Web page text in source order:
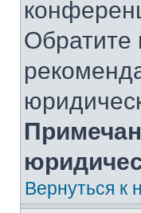
Обратите
Вернуться к